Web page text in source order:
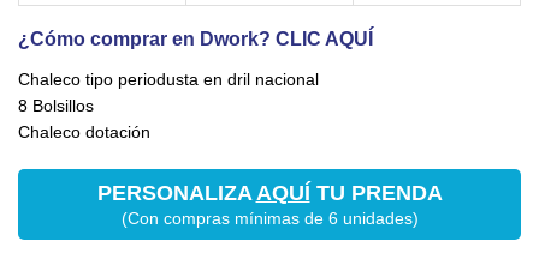
¿Cómo comprar en Dwork? CLIC AQUÍ
Chaleco tipo periodusta en dril nacional
8 Bolsillos
Chaleco dotación
PERSONALIZA AQUÍ TU PRENDA
(Con compras mínimas de 6 unidades)